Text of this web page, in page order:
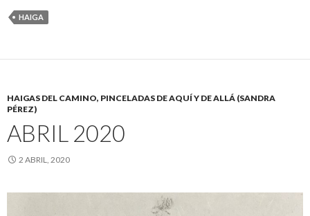
HAIGA
HAIGAS DEL CAMINO, PINCELADAS DE AQUÍ Y DE ALLÁ (SANDRA
PÉREZ)
ABRIL 2020
2 ABRIL, 2020